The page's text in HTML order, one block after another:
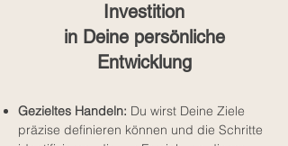
Investition
in Deine persönliche
Entwicklung
Gezieltes Handeln: Du wirst Deine Ziele
präzise definieren können und die Schritte